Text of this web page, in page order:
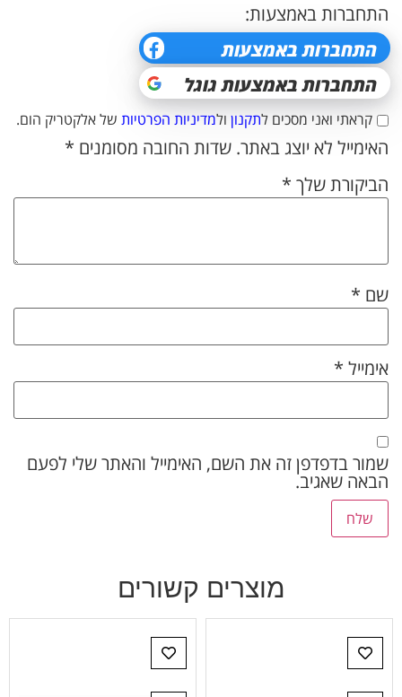
התחברות באמצעות:
קראתי ואני מסכים לתקנון ולמדיניות הפרטיות של אלקטריק הום.
האימייל לא יוצג באתר. שדות החובה מסומנים *
הביקורת שלך *
שם *
אימייל *
שמור בדפדפן זה את השם, האימייל והאתר שלי לפעם
הבאה שאגיב.
מוצרים קשורים